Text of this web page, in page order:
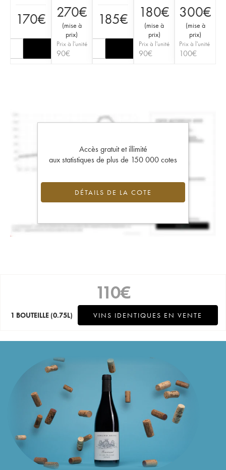
170€ 270€
(mise à
prix)
Prix à l'unité
90€
185€ 180€
(mise à
prix)
Prix à l'unité
90€
300€
(mise à
prix)
Prix à l'unité
100€
Accès gratuit et illimité
aux statistiques de plus de 150 000 cotes
DÉTAILS DE LA COTE
110€
1 BOUTEILLE (0.75L) VINS IDENTIQUES EN VENTE